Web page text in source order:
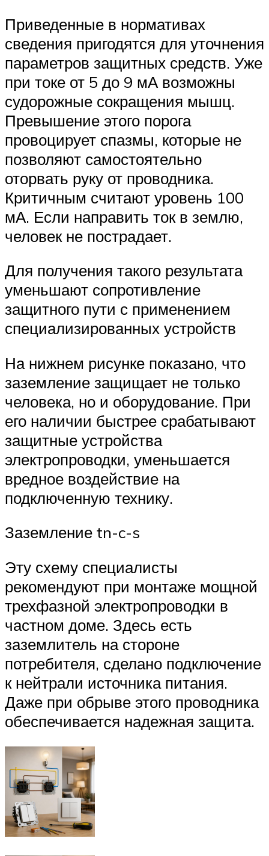
Приведенные в нормативах
сведения пригодятся для уточнения
параметров защитных средств. Уже
при токе от 5 до 9 мА возможны
судорожные сокращения мышц.
Превышение этого порога
провоцирует спазмы, которые не
позволяют самостоятельно
оторвать руку от проводника.
Критичным считают уровень 100
мА. Если направить ток в землю,
человек не пострадает.
Для получения такого результата
уменьшают сопротивление
защитного пути с применением
специализированных устройств
На нижнем рисунке показано, что
заземление защищает не только
человека, но и оборудование. При
его наличии быстрее срабатывают
защитные устройства
электропроводки, уменьшается
вредное воздействие на
подключенную технику.
Заземление tn-c-s
Эту схему специалисты
рекомендуют при монтаже мощной
трехфазной электропроводки в
частном доме. Здесь есть
заземлитель на стороне
потребителя, сделано подключение
к нейтрали источника питания.
Даже при обрыве этого проводника
обеспечивается надежная защита.